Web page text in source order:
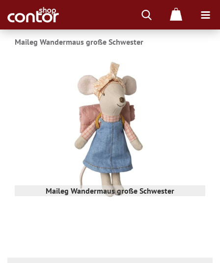
Maileg Wandermaus große Schwester
Maileg Wandermaus große Schwester